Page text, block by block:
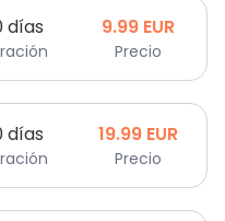
días 9.99 EUR
Precio
días 19.99 EUR
Precio